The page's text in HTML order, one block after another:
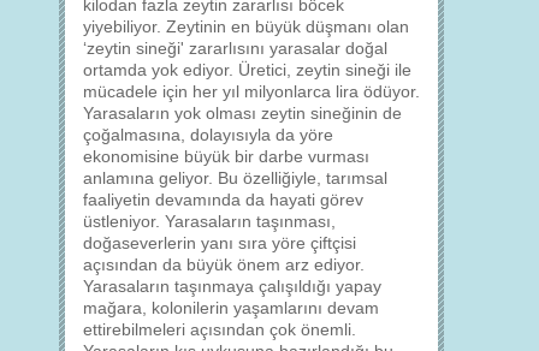
kilodan fazla zeytin zararlısı böcek
yiyebiliyor. Zeytinin en büyük düşmanı olan
‘zeytin sineği' zararlısını yarasalar doğal
ortamda yok ediyor. Üretici, zeytin sineği ile
mücadele için her yıl milyonlarca lira ödüyor.
Yarasaların yok olması zeytin sineğinin de
çoğalmasına, dolayısıyla da yöre
ekonomisine büyük bir darbe vurması
anlamına geliyor. Bu özelliğiyle, tarımsal
faaliyetin devamında da hayati görev
üstleniyor. Yarasaların taşınması,
doğaseverlerin yanı sıra yöre çiftçisi
açısından da büyük önem arz ediyor.
Yarasaların taşınmaya çalışıldığı yapay
mağara, kolonilerin yaşamlarını devam
ettirebilmeleri açısından çok önemli.